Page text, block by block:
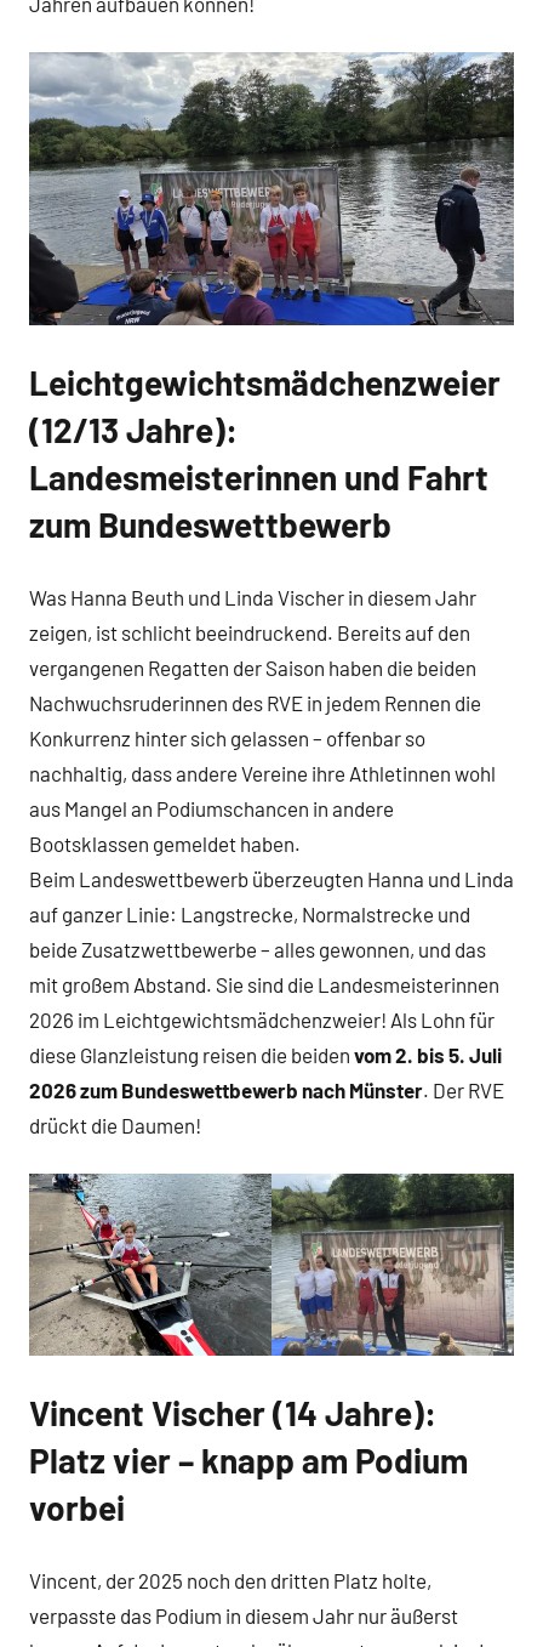
Leichtgewichtsmädchenzweier
(12/13 Jahre):
Landesmeisterinnen und Fahrt
zum Bundeswettbewerb
Was Hanna Beuth und Linda Vischer in diesem Jahr
zeigen, ist schlicht beeindruckend. Bereits auf den
vergangenen Regatten der Saison haben die beiden
Nachwuchsruderinnen des RVE in jedem Rennen die
Konkurrenz hinter sich gelassen – offenbar so
nachhaltig, dass andere Vereine ihre Athletinnen wohl
aus Mangel an Podiumschancen in andere
Bootsklassen gemeldet haben.
Beim Landeswettbewerb überzeugten Hanna und Linda
auf ganzer Linie: Langstrecke, Normalstrecke und
beide Zusatzwettbewerbe – alles gewonnen, und das
mit großem Abstand. Sie sind die Landesmeisterinnen
2026 im Leichtgewichtsmädchenzweier! Als Lohn für
diese Glanzleistung reisen die beiden vom 2. bis 5. Juli
2026 zum Bundeswettbewerb nach Münster. Der RVE
drückt die Daumen!
Vincent Vischer (14 Jahre):
Platz vier – knapp am Podium
vorbei
Vincent, der 2025 noch den dritten Platz holte,
verpasste das Podium in diesem Jahr nur äußerst